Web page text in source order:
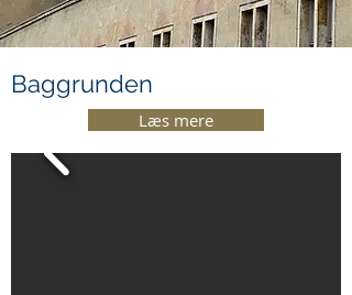
Baggrunden
Læs mere